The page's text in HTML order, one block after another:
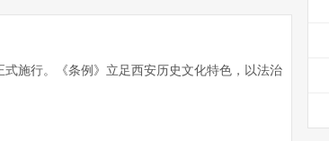
施行。《条例》立足西安历史文化特色，以法治